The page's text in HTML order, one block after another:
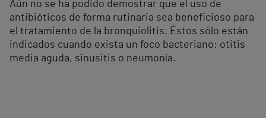
Aún no se ha podido demostrar que el uso de
antibióticos de forma rutinaria sea beneficioso para
el tratamiento de la bronquiolitis. Éstos sólo están
indicados cuando exista un foco bacteriano: otitis
media aguda, sinusitis o neumonía.